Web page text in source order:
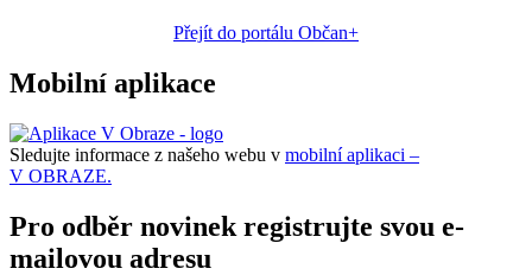
Přejít do portálu Občan+
Mobilní aplikace
Sledujte informace z našeho webu v mobilní aplikaci –
V OBRAZE.
Pro odběr novinek registrujte svou e-
mailovou adresu